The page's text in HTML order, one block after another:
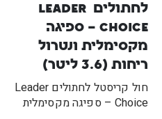
לחתולים Leader
Choice – ספיגה
מקסימלית ונטרול
ריחות (3.6 ליטר)
חול קריסטל לחתולים Leader
Choice – ספיגה מקסימלית